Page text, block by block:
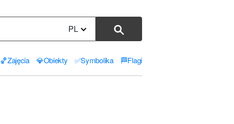
PL
🏀Zajęcia 💎Obiekty ✅Symbolika 🏁Flagi